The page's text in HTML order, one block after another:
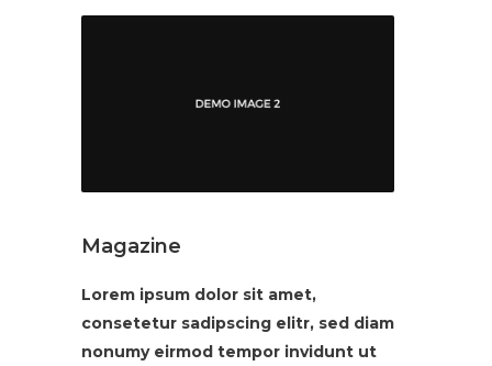
Magazine
Lorem ipsum dolor sit amet,
consetetur sadipscing elitr, sed diam
nonumy eirmod tempor invidunt ut